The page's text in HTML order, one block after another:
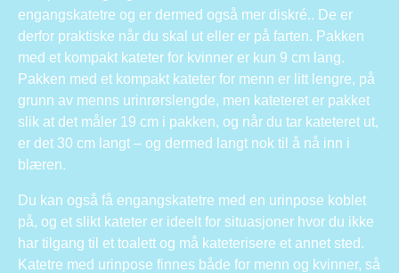
engangskatetre og er dermed også mer diskré.. De er
derfor praktiske når du skal ut eller er på farten. Pakken
med et kompakt kateter for kvinner er kun 9 cm lang.
Pakken med et kompakt kateter for menn er litt lengre, på
grunn av menns urinrørslengde, men kateteret er pakket
slik at det måler 19 cm i pakken, og når du tar kateteret ut,
er det 30 cm langt – og dermed langt nok til å nå inn i
blæren.
Du kan også få engangskatetre med en urinpose koblet
på, og et slikt kateter er ideelt for situasjoner hvor du ikke
har tilgang til et toalett og må kateterisere et annet sted.
Katetre med urinpose finnes både for menn og kvinner, så